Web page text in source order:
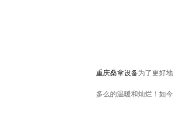
重庆桑拿设备为了更好
多么的温暖和灿烂！如